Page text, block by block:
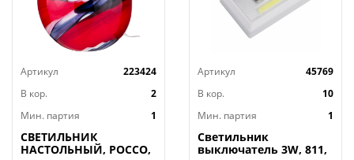
Артикул
223424
В кор.
2
Мин. партия
1
СВЕТИЛЬНИК
НАСТОЛЬНЫЙ, РОССО,
Артикул
45769
В кор.
10
Мин. партия
1
Светильник
выключатель 3W, 811,